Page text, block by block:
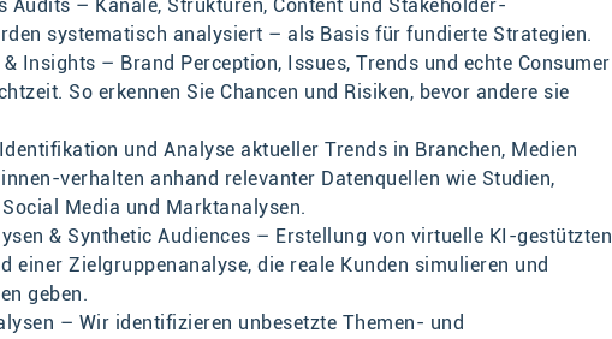
Audits – Kanäle, Strukturen, Content und Stakeholder-
systematisch analysiert – als Basis für fundierte Strategien.
Insights – Brand Perception, Issues, Trends und echte Consumer
So erkennen Sie Chancen und Risiken, bevor andere sie
und Analyse aktueller Trends in Branchen, Medien
verhalten anhand relevanter Datenquellen wie Studien,
Media und Marktanalysen.
& Synthetic Audiences – Erstellung von virtuelle KI-gestützten
einer Zielgruppenanalyse, die reale Kunden simulieren und
geben.
– Wir identifizieren unbesetzte Themen- und